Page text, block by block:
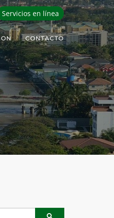
Servicios en línea
CONTACTO